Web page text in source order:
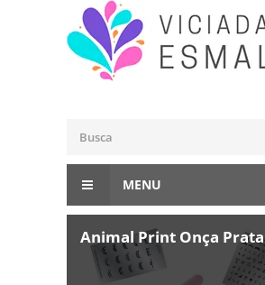
MENU
Animal Print Onça Prata